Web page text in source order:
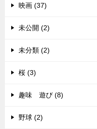
映画 (37)
未公開 (2)
未分類 (2)
桜 (3)
趣味 遊び (8)
野球 (2)